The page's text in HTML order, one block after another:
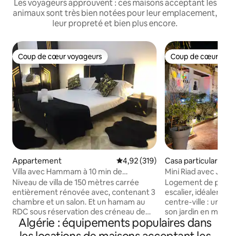
Les voyageurs approuvent : ces maisons acceptant les
animaux sont très bien notées pour leur emplacement,
leur propreté et bien plus encore.
Coup de cœur voyageurs
Coup de cœur voyageurs
Appartement Évaluation moyenne sur la
4,92 (319)
Villa avec Hammam à 10 min de
l'aéroport
Niveau de villa de 150 mètres carrée
entièrement rénovée avec, contenant 3
chambre et un salon. Et un hamam au
RDC sous réservation des créneau de
2hr. climatisation et chauffage couvrant
toute la surface, vous aurez deux
Coup de cœur
Coup de cœur
Casa particular ⋅
e
Mini Riad avec
Logement de
escalier,
centre-ville : un
son jardin en
confortable et
fort : un petit-
Algérie : équipements populaires dans